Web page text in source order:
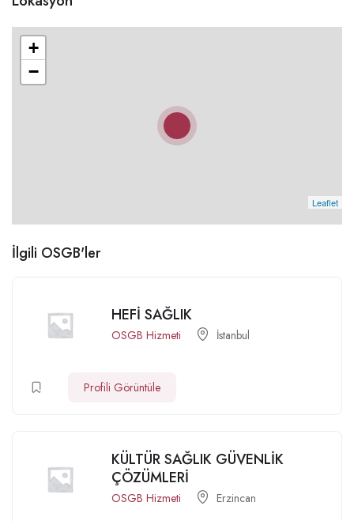
+
−
Leaflet
İlgili OSGB'ler
HEFİ SAĞLIK
OSGB Hizmeti İstanbul
Profili Görüntüle
KÜLTÜR SAĞLIK GÜVENLİK
ÇÖZÜMLERİ
OSGB Hizmeti Erzincan